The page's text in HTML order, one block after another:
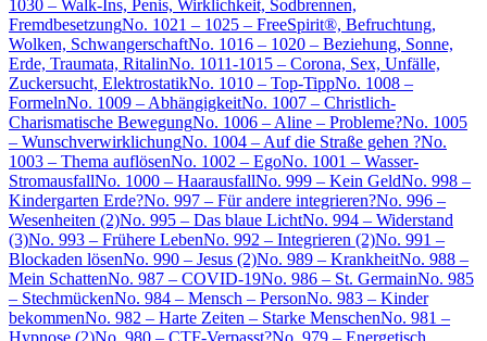
1030 – Walk-Ins, Penis, Wirklichkeit, Sodbrennen,
FremdbesetzungNo. 1021 – 1025 – FreeSpirit®, Befruchtung,
Wolken, SchwangerschaftNo. 1016 – 1020 – Beziehung, Sonne,
Erde, Traumata, RitalinNo. 1011-1015 – Corona, Sex, Unfälle,
Zuckersucht, ElektrostatikNo. 1010 – Top-TippNo. 1008 –
FormelnNo. 1009 – AbhängigkeitNo. 1007 – Christlich-
Charismatische BewegungNo. 1006 – Aline – Probleme?No. 1005
– WunschverwirklichungNo. 1004 – Auf die Straße gehen ?No.
1003 – Thema auflösenNo. 1002 – EgoNo. 1001 – Wasser-
StromausfallNo. 1000 – HaarausfallNo. 999 – Kein GeldNo. 998 –
Kindergarten Erde?No. 997 – Für andere integrieren?No. 996 –
Wesenheiten (2)No. 995 – Das blaue LichtNo. 994 – Widerstand
(3)No. 993 – Frühere LebenNo. 992 – Integrieren (2)No. 991 –
Blockaden lösenNo. 990 – Jesus (2)No. 989 – KrankheitNo. 988 –
Mein SchattenNo. 987 – COVID-19No. 986 – St. GermainNo. 985
– StechmückenNo. 984 – Mensch – PersonNo. 983 – Kinder
bekommenNo. 982 – Harte Zeiten – Starke MenschenNo. 981 –